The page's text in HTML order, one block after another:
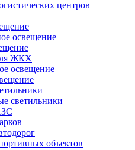
центров
освещение
ЖКХ
освещение
светильники
объектов